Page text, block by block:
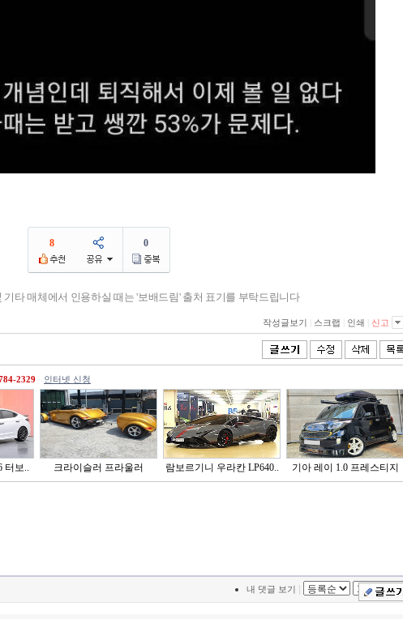
8 0
기타 매체에서 인용하실 때는 '보배드림' 출처 표기를 부탁드립니다
작성글보기 스크랩 인쇄 신고
2329 인터넷 신청
터보.. 크라이슬러 프라울러 람보르기니 우라칸 LP640.. 기아 레이 1.0 프레스티지
내 댓글 보기 |